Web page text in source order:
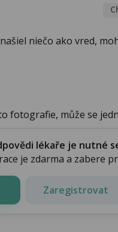
niečo ako vred,
fotografie, může se
lékaře je nutné
je zdarma a zabere
Zaregistrovat